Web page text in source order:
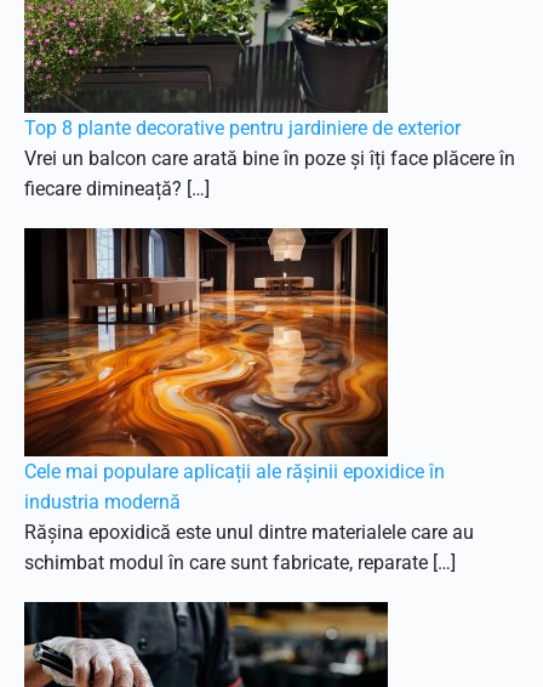
Top 8 plante decorative pentru jardiniere de exterior
Vrei un balcon care arată bine în poze și îți face plăcere în
fiecare dimineață? […]
Cele mai populare aplicații ale rășinii epoxidice în
industria modernă
Rășina epoxidică este unul dintre materialele care au
schimbat modul în care sunt fabricate, reparate […]